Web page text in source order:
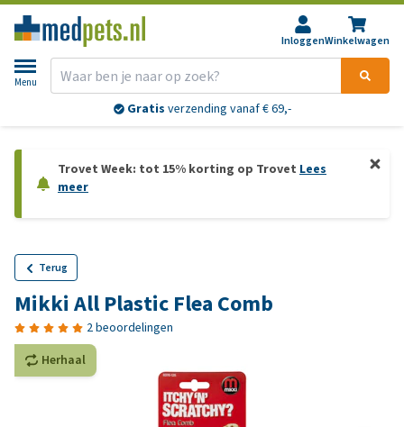
InloggenWinkelwagen
Menu
Gratis verzending vanaf € 69,-
Trovet Week: tot 15% korting op Trovet Lees
meer
Terug
Mikki All Plastic Flea Comb
2 beoordelingen
Herhaal